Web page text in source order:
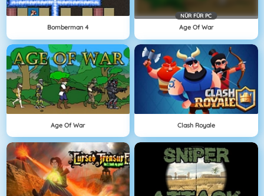
Bomberman 4
NÜR FÜR PC
Age Of War
Age Of War Clash Royale